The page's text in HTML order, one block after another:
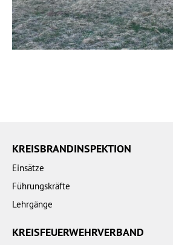
KREISBRANDINSPEKTION
Einsätze
Führungskräfte
Lehrgänge
KREISFEUERWEHRVERBAND